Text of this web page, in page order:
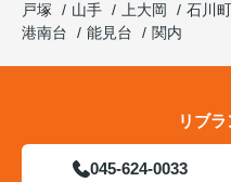
戸塚
山手 上大岡 石川町
港南台
能見台 関内
リブ
045-624-0033